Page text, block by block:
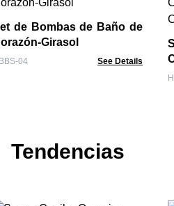
de Bombas de Baño de
Girasol
04 See Details
Tendencias